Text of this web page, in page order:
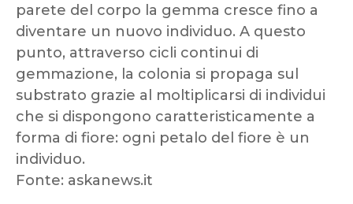
parete del corpo la gemma cresce fino a
diventare un nuovo individuo. A questo
punto, attraverso cicli continui di
gemmazione, la colonia si propaga sul
substrato grazie al moltiplicarsi di individui
che si dispongono caratteristicamente a
forma di fiore: ogni petalo del fiore è un
individuo.
Fonte: askanews.it